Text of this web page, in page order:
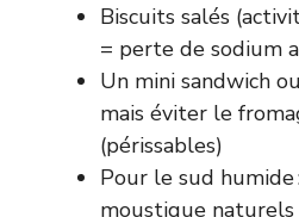
Biscuits salés
= perte de sodium
Un mini sandwich
mais éviter le
(périssables)
Pour le sud humide
moustique